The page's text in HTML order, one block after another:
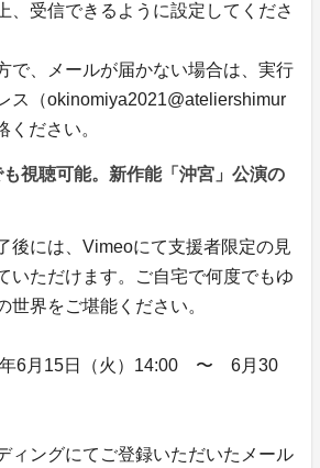
、受信できるように設定してくださ
で、メールが届かない場合は、実行
ス（okinomiya2021@ateliershimur
ください。
も視聴可能。新作能「沖宮」公演の
後には、Vimeoにて支援者限定の見
いただけます。ご自宅で何度でもゆ
世界をご堪能ください。
6月15日（火）14:00 〜 6月30
ィングにてご登録いただいたメール